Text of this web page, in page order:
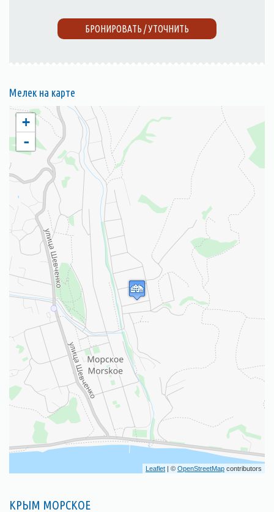
БРОНИРОВАТЬ / УТОЧНИТЬ
Мелек на карте
+
-
Leaflet | © OpenStreetMap contributors
КРЫМ МОРСКОЕ